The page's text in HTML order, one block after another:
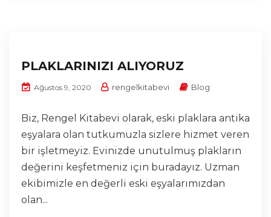
PLAKLARINIZI ALIYORUZ
Ağustos 9, 2020 rengelkitabevi Blog
Biz, Rengel Kitabevi olarak, eski plaklara antika
eşyalara olan tutkumuzla sizlere hizmet veren
bir işletmeyiz. Evinizde unutulmuş plakların
değerini keşfetmeniz için buradayız. Uzman
ekibimizle en değerli eski eşyalarımızdan
olan...